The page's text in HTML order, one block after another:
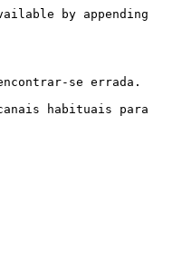
by appending
se errada.
habituais para